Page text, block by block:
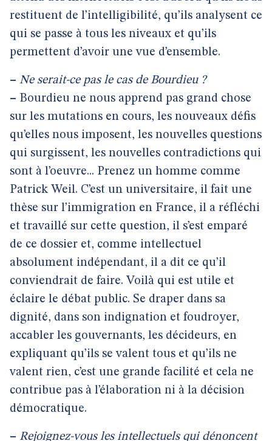
restituent de l’intelligibilité, qu’ils analysent ce
qui se passe à tous les niveaux et qu’ils
permettent d’avoir une vue d’ensemble.
– Ne serait-ce pas le cas de Bourdieu ?
– Bourdieu ne nous apprend pas grand chose
sur les mutations en cours, les nouveaux défis
qu’elles nous imposent, les nouvelles questions
qui surgissent, les nouvelles contradictions qui
sont à l’oeuvre... Prenez un homme comme
Patrick Weil. C’est un universitaire, il fait une
thèse sur l’immigration en France, il a réfléchi
et travaillé sur cette question, il s’est emparé
de ce dossier et, comme intellectuel
absolument indépendant, il a dit ce qu’il
conviendrait de faire. Voilà qui est utile et
éclaire le débat public. Se draper dans sa
dignité, dans son indignation et foudroyer,
accabler les gouvernants, les décideurs, en
expliquant qu’ils se valent tous et qu’ils ne
valent rien, c’est une grande facilité et cela ne
contribue pas à l’élaboration ni à la décision
démocratique.
– Rejoignez-vous les intellectuels qui dénoncent